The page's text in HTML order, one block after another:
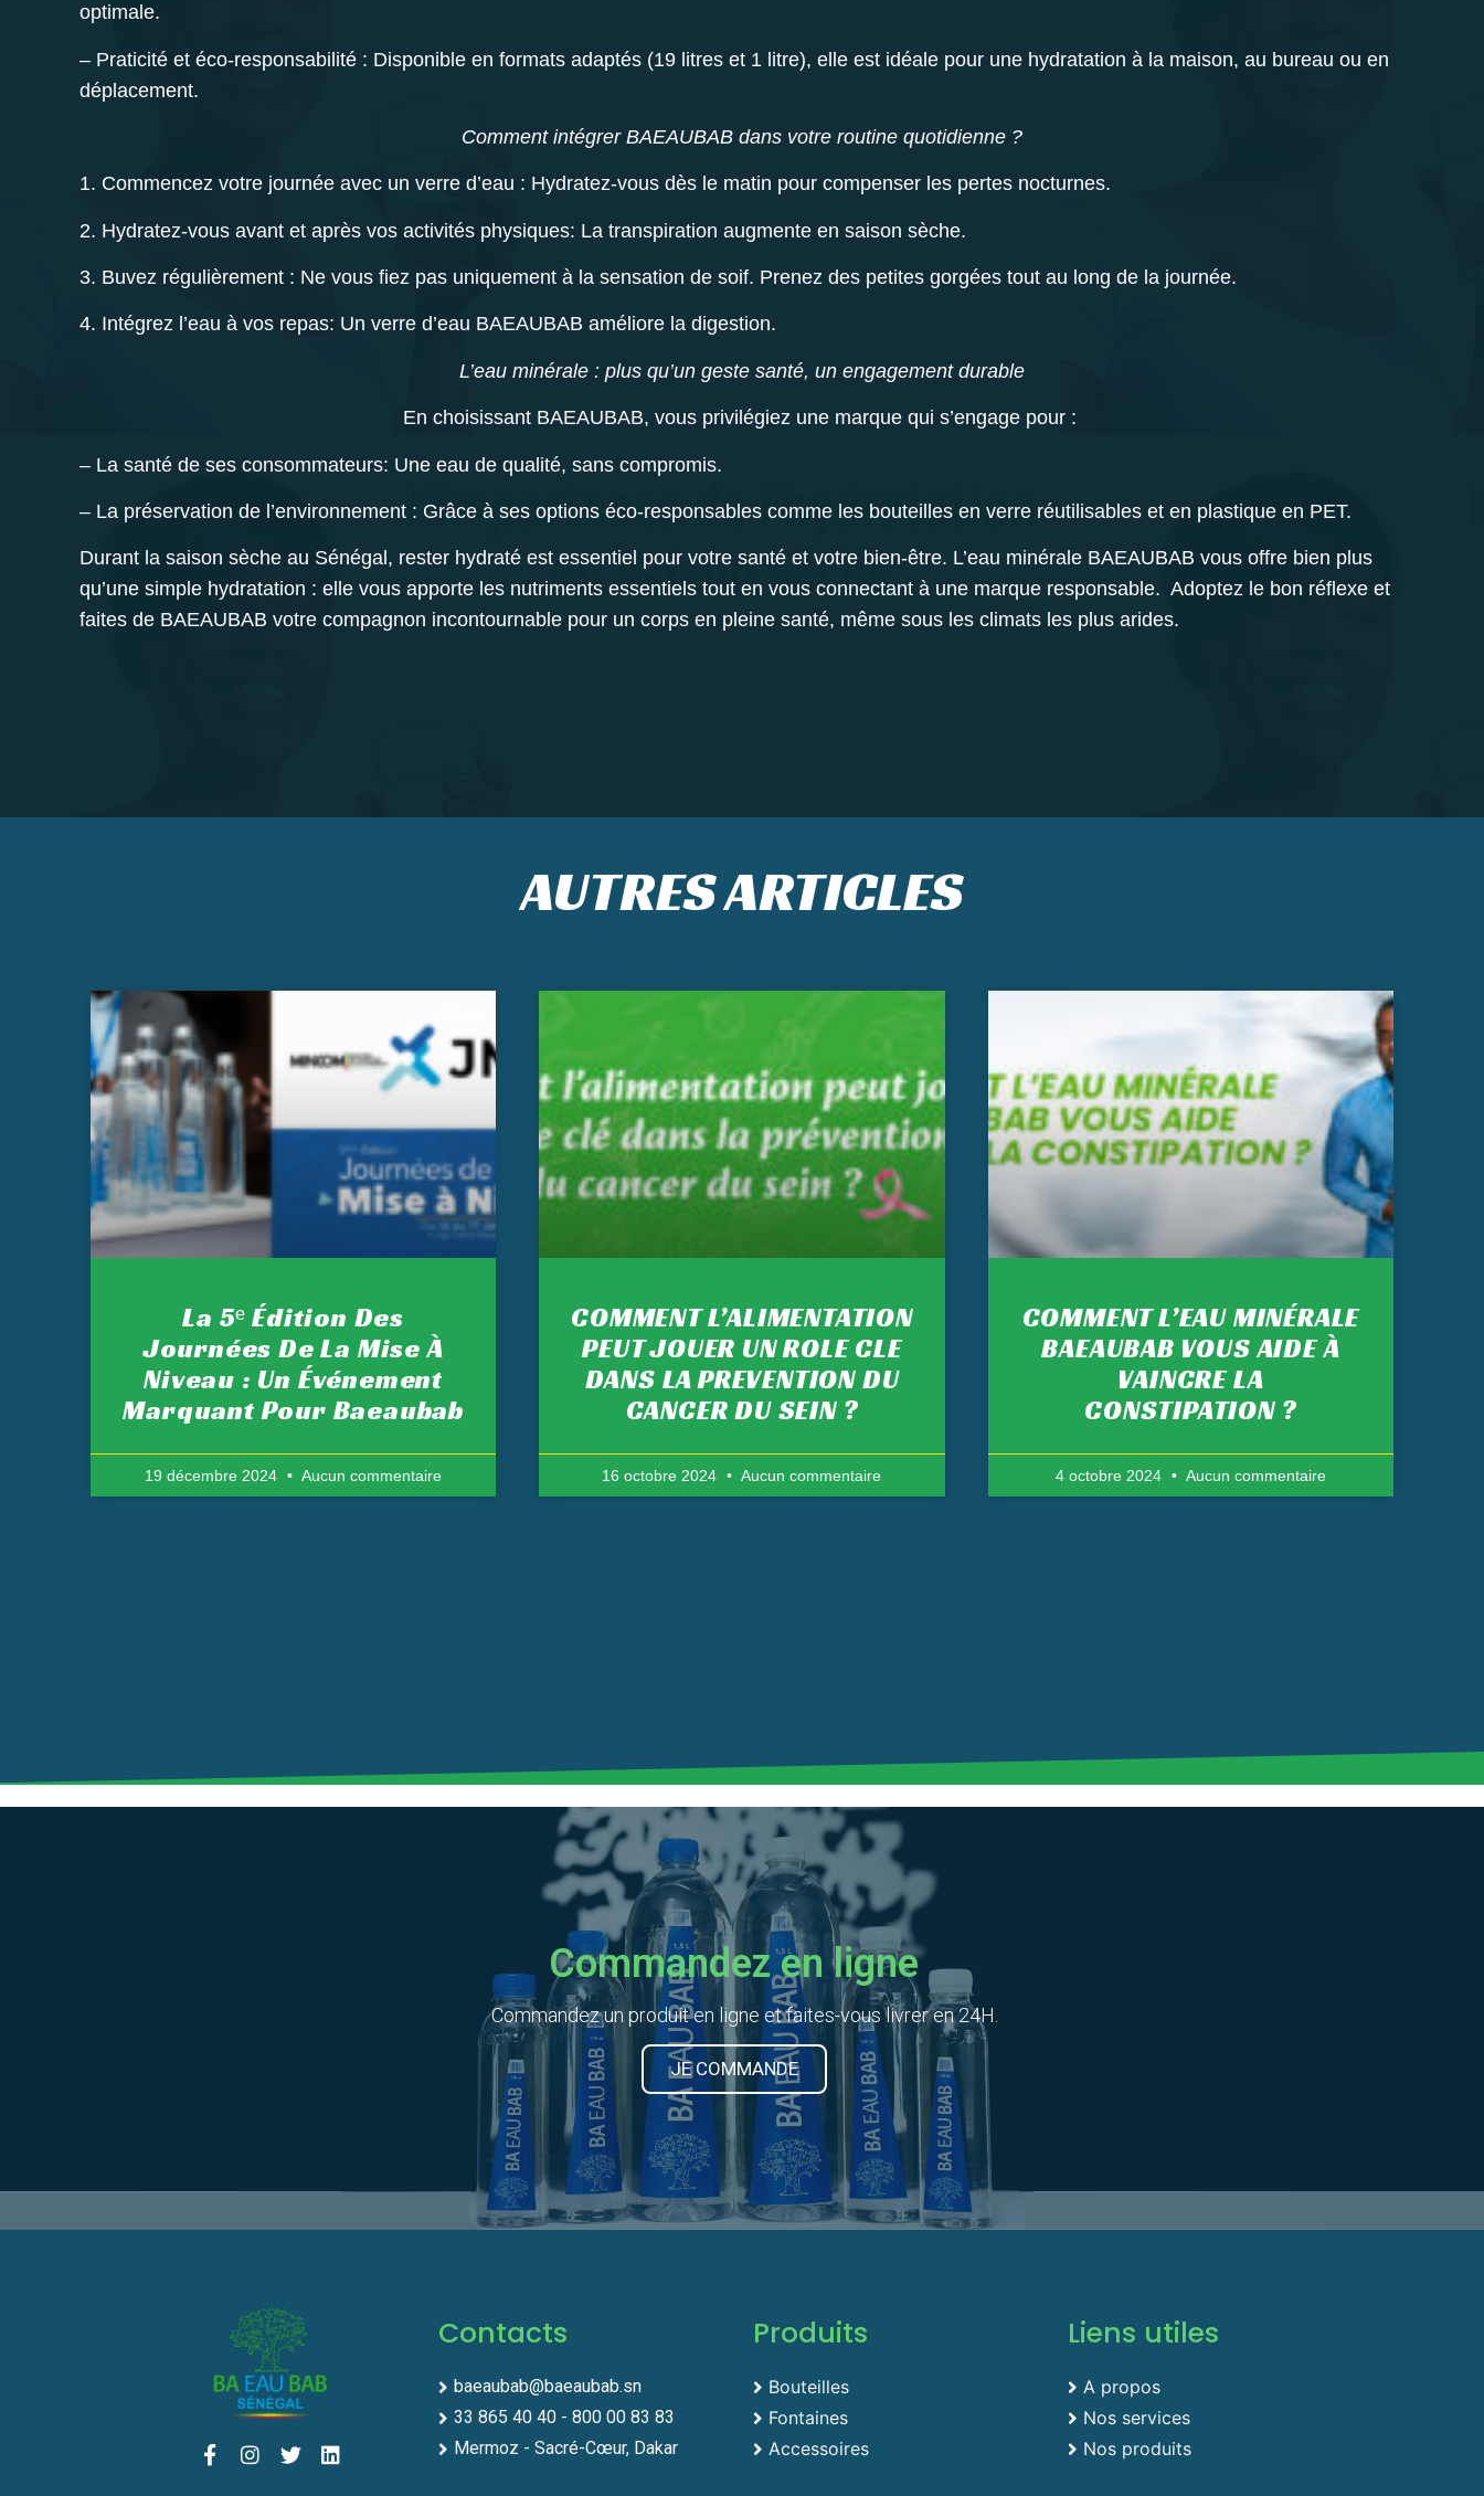
optimale.
– Praticité et éco-responsabilité : Disponible en formats adaptés (19 litres et 1 litre), elle est idéale pour une hydratation à la maison, au bureau ou en
déplacement.
Comment intégrer BAEAUBAB dans votre routine quotidienne ?
1. Commencez votre journée avec un verre d’eau : Hydratez-vous dès le matin pour compenser les pertes nocturnes.
2. Hydratez-vous avant et après vos activités physiques: La transpiration augmente en saison sèche.
3. Buvez régulièrement : Ne vous fiez pas uniquement à la sensation de soif. Prenez des petites gorgées tout au long de la journée.
4. Intégrez l’eau à vos repas: Un verre d’eau BAEAUBAB améliore la digestion.
L’eau minérale : plus qu’un geste santé, un engagement durable
En choisissant BAEAUBAB, vous privilégiez une marque qui s’engage pour :
– La santé de ses consommateurs: Une eau de qualité, sans compromis.
– La préservation de l’environnement : Grâce à ses options éco-responsables comme les bouteilles en verre réutilisables et en plastique en PET.
Durant la saison sèche au Sénégal, rester hydraté est essentiel pour votre santé et votre bien-être. L’eau minérale BAEAUBAB vous offre bien plus
qu’une simple hydratation : elle vous apporte les nutriments essentiels tout en vous connectant à une marque responsable. Adoptez le bon réflexe et
faites de BAEAUBAB votre compagnon incontournable pour un corps en pleine santé, même sous les climats les plus arides.
AUTRES ARTICLES
La 5ᵉ Édition Des
Journées De La Mise À
Niveau : Un Événement
Marquant Pour Baeaubab
19 décembre 2024 Aucun commentaire
COMMENT L’ALIMENTATION
PEUT JOUER UN ROLE CLE
DANS LA PREVENTION DU
CANCER DU SEIN ?
16 octobre 2024 Aucun commentaire
COMMENT L’EAU MINÉRALE
BAEAUBAB VOUS AIDE À
VAINCRE LA
CONSTIPATION ?
4 octobre 2024 Aucun commentaire
Commandez en ligne
Commandez un produit en ligne et faites-vous livrer en 24H.
JE COMMANDE
Contacts
baeaubab@baeaubab.sn
33 865 40 40 - 800 00 83 83
Mermoz - Sacré-Cœur, Dakar
Produits
Bouteilles
Fontaines
Accessoires
Liens utiles
A propos
Nos services
Nos produits